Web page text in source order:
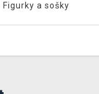
Figurky a sošky